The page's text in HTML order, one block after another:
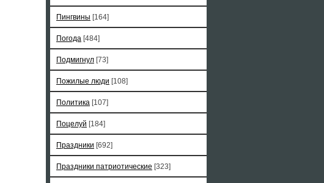
Пингвины [164]
Погода [484]
Подмигнул [73]
Пожилые люди [108]
Политика [107]
Поцелуй [184]
Праздники [692]
Праздники патриотические [323]